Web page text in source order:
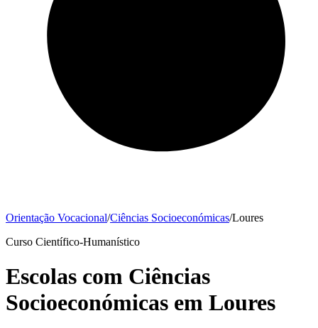
Orientação Vocacional/Ciências Socioeconómicas/Loures
Curso Científico-Humanístico
Escolas com Ciências
Socioeconómicas em Loures